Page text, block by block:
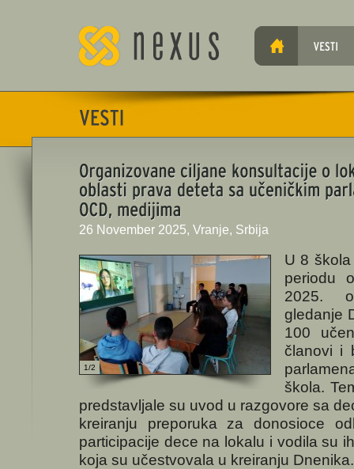
26 November 2025, Vranje, Srbija
1/2
U 8
periodu
2025.
gledanje
100
članovi i
škola.
predstavljale su uvod u razgovore sa
kreiranju preporuka za donosioce
participacije dece na lokalu i vodila su
koja su učestvovala u kreiranju Dnenika.